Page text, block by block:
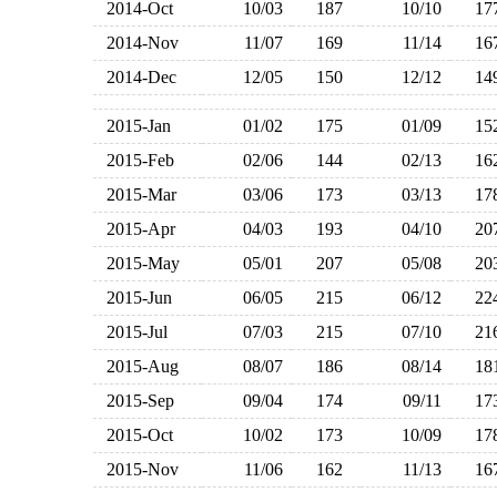
2014-Oct 10/03 187 10/10
2014-Nov
11/07 169 11/14
2014-Dec
12/05 150 12/12
2015-Jan 01/02 175 01/09
2015-Feb
02/06 144 02/13
2015-Mar
03/06 173 03/13
2015-Apr
04/03 193 04/10
2015-May
05/01 207 05/08
2015-Jun
06/05 215 06/12
2015-Jul
07/03 215 07/10
2015-Aug
08/07 186 08/14
2015-Sep
09/04 174 09/11
2015-Oct
10/02 173 10/09
2015-Nov
11/06 162 11/13